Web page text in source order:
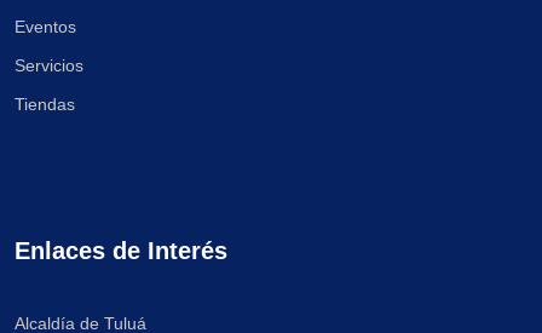
Eventos
Servicios
Tiendas
Enlaces de Interés
Alcaldía de Tuluá